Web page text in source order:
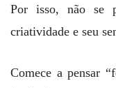
Por isso, não se
criatividade e seu
Comece a pensar